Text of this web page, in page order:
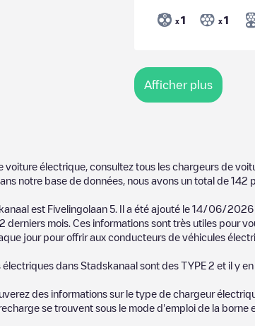
x 1 x 1
Afficher plus
voiture électrique, consultez tous les chargeurs de
notre base de données, nous avons un total de 142
est Fivelingolaan 5 . Il a été ajouté le 14/06/2026
derniers mois. Ces informations sont très utiles pour
jour pour offrir aux conducteurs de véhicules
électriques dans Stadskanaal sont des TYPE 2 et il y en
des informations sur le type de chargeur
se trouvent sous le mode d'emploi de la